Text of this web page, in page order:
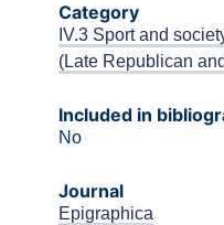
Category
IV.3 Sport and
(Late Republican
Included in
No
Journal
Epigraphica